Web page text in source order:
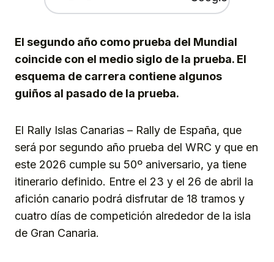
El segundo año como prueba del Mundial
coincide con el medio siglo de la prueba. El
esquema de carrera contiene algunos
guiños al pasado de la prueba.
El Rally Islas Canarias – Rally de España, que
será por segundo año prueba del WRC y que en
este 2026 cumple su 50º aniversario, ya tiene
itinerario definido. Entre el 23 y el 26 de abril la
afición canario podrá disfrutar de 18 tramos y
cuatro días de competición alrededor de la isla
de Gran Canaria.